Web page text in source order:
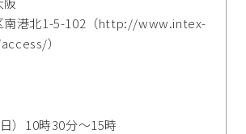
南港北1-5-102（http://www.intex-
）
）10時30分～15時